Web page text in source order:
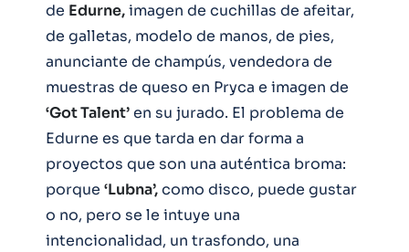
de Edurne,imagen de cuchillas de afeitar,
de galletas, modelo de manos, de pies,
anunciante de champús, vendedora de
muestras de queso en Pryca e imagen de
‘Got Talent’en su jurado. El problema de
Edurne es que tarda en dar forma a
proyectos que son una auténtica broma:
porque ‘Lubna’,como disco, puede gustar
o no, pero se le intuye una
intencionalidad, un trasfondo, una